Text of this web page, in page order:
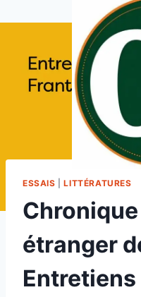
ESSAIS |LITTÉRATURES
étranger